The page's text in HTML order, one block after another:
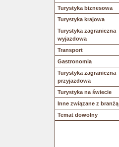
Turystyka biznesowa
Turystyka krajowa
Turystyka zagraniczna
wyjazdowa
Transport
Gastronomia
Turystyka zagraniczna
przyjazdowa
Turystyka na świecie
Inne związane z branżą
Temat dowolny